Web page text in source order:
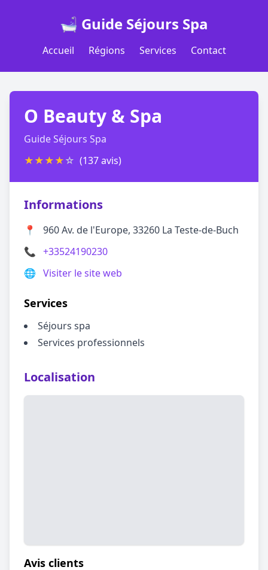
🛁 Guide Séjours Spa
Accueil Régions Services Contact
O Beauty & Spa
Guide Séjours Spa
★★★★☆ (137 avis)
Informations
📍
960 Av. de l'Europe, 33260 La Teste-de-Buch
📞 +33524190230
🌐 Visiter le site web
Services
Séjours spa
Services professionnels
Localisation
Avis clients